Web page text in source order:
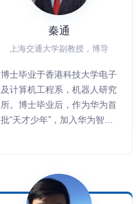
秦通
上海交通大学副教授，博导
博士毕业于香港科技大学电子
及计算机工程系，机器人研究
所。博士毕业后，作为华为首
批“天才少年”，加入华为智能
感知、地图、定位等方面研
究。 近年来以第一/通讯作者